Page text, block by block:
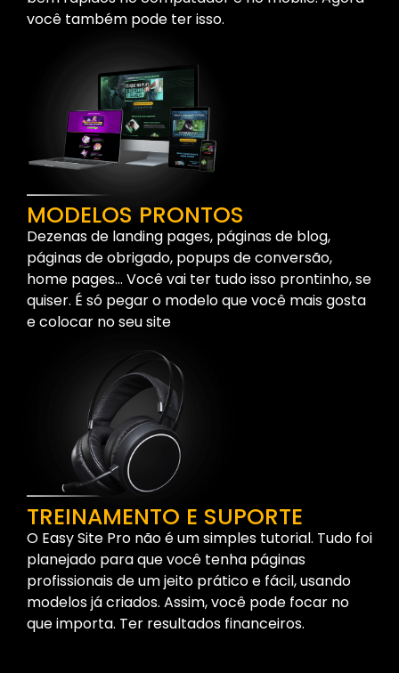
você também pode ter isso.
MODELOS PRONTOS
Dezenas de landing pages, páginas de blog,
páginas de obrigado, popups de conversão,
home pages… Você vai ter tudo isso prontinho, se
quiser. É só pegar o modelo que você mais gosta
e colocar no seu site
TREINAMENTO E SUPORTE
O Easy Site Pro não é um simples tutorial. Tudo foi
planejado para que você tenha páginas
profissionais de um jeito prático e fácil, usando
modelos já criados. Assim, você pode focar no
que importa. Ter resultados financeiros.